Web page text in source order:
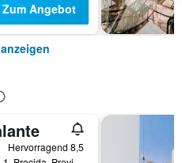
Zum Angebot
Hervorragend 8,5